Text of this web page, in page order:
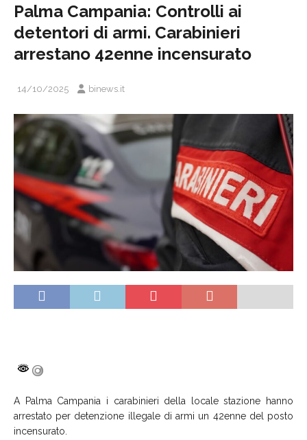
Palma Campania: Controlli ai
detentori di armi. Carabinieri
arrestano 42enne incensurato
14/10/2025 binews.it
A Palma Campania i carabinieri della locale stazione hanno
arrestato per detenzione illegale di armi un 42enne del posto
incensurato.